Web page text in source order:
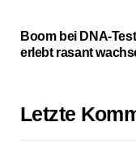
Boom bei DNA-
erlebt rasant
Letzte